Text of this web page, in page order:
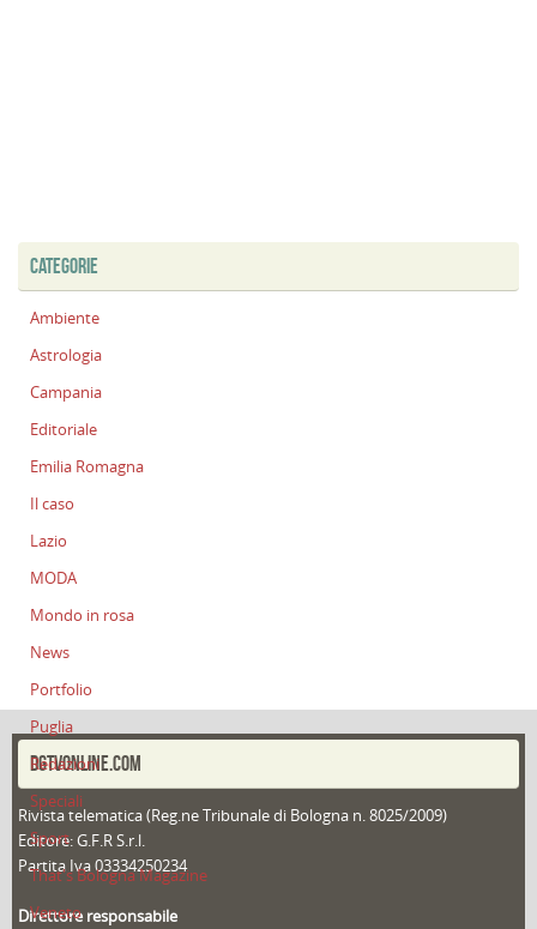
CATEGORIE
Ambiente
Astrologia
Campania
Editoriale
Emilia Romagna
Il caso
Lazio
MODA
Mondo in rosa
News
Portfolio
Puglia
Redazioni
Speciali
Sport
That's Bologna Magazine
Veneto
DGTVONLINE.COM
Rivista telematica (Reg.ne Tribunale di Bologna n. 8025/2009)
Editore: G.F.R S.r.l.
Partita Iva 03334250234
Direttore responsabile